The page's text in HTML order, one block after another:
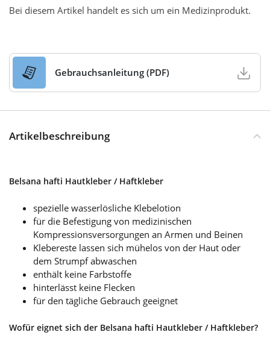
Bei diesem Artikel handelt es sich um ein Medizinprodukt.
Gebrauchsanleitung (PDF)
Artikelbeschreibung
Belsana hafti Hautkleber / Haftkleber
spezielle wasserlösliche Klebelotion
für die Befestigung von medizinischen
Kompressionsversorgungen an Armen und Beinen
Klebereste lassen sich mühelos von der Haut oder
dem Strumpf abwaschen
enthält keine Farbstoffe
hinterlässt keine Flecken
für den tägliche Gebrauch geeignet
Wofür eignet sich der Belsana hafti Hautkleber / Haftkleber?